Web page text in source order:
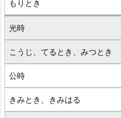
もりとき
光時
こうじ、てるとき、みつとき
公時
きみとき、きみはる